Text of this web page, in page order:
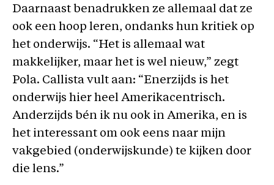
Daarnaast benadrukken ze allemaal dat ze
ook een hoop leren, ondanks hun kritiek op
het onderwijs. “Het is allemaal wat
makkelijker, maar het is wel nieuw,” zegt
Pola. Callista vult aan: “Enerzijds is het
onderwijs hier heel Amerikacentrisch.
Anderzijds bén ik nu ook in Amerika, en is
het interessant om ook eens naar mijn
vakgebied (onderwijskunde) te kijken door
die lens.”